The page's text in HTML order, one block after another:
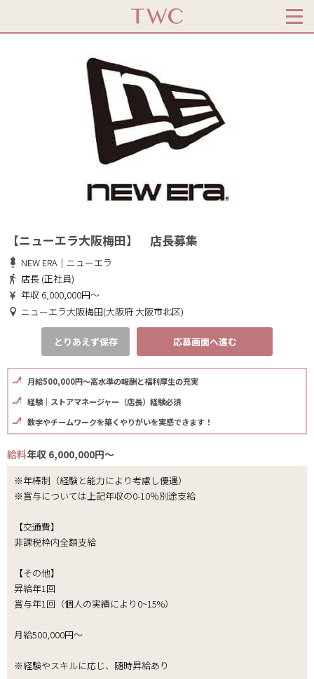
【ニューエラ大阪梅田】 店長募集
NEW ERA｜ニューエラ
店長 (正社員)
年収 6,000,000円～
ニューエラ大阪梅田(大阪府 大阪市北区)
とりあえず保存 応募画面へ進む
月給500,000円～高水準の報酬と福利厚生の充実
経験｜ストアマネージャー（店長）経験必須
数字やチームワークを築くやりがいを実感できます！
給料年収 6,000,000円～
※年棒制（経験と能力により考慮し優遇）
※賞与については上記年収の0-10％別途支給
【交通費】
非課税枠内全額支給
【その他】
昇給年1回
賞与年1回（個人の実績により0~15%）
月給500,000円～
※経験やスキルに応じ、随時昇給あり